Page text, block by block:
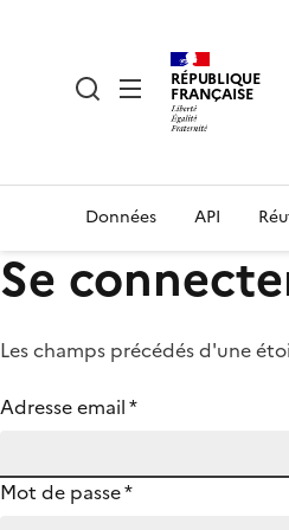
RÉPUBLIQUE
FRANÇAISE
Données API
Se
Les champs précédés d'une
Adresse email*
Mot de passe*